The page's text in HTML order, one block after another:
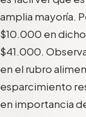
amplia mayoría.
$10.000 en
$41.000.
en el rubro
esparcimiento
en importancia